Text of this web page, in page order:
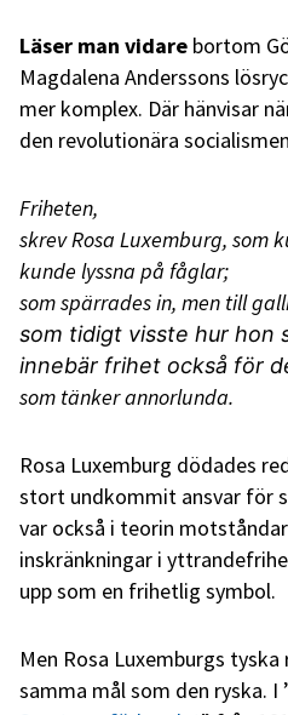
Läser man vidare bortom
Magdalena Anderssons
mer komplex. Där hänvisar
den revolutionära
Friheten,
skrev Rosa Luxemburg, som
kunde lyssna på fåglar;
som spärrades in, men till
som tidigt visste hur hon
innebär frihet också för
som tänker annorlunda.
Rosa Luxemburg dödades
stort undkommit ansvar för
var också i teorin
inskränkningar i
upp som en frihetlig symbol.
Men Rosa Luxemburgs
samma mål som den ryska. I